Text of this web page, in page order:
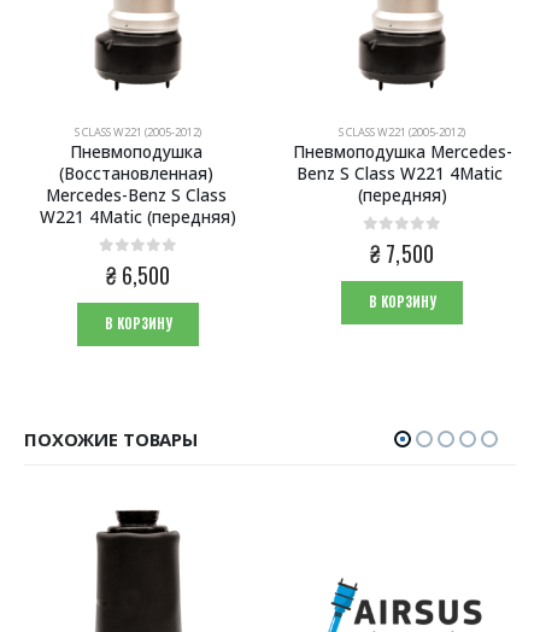
S CLASS W221 (2005-2012)
Пневмоподушка
(Восстановленная)
Mercedes-Benz S Class
W221 4Matic (передняя)
0из 5
₴6,500
В КОРЗИНУ
S CLASS W221 (2005-2012)
Пневмоподушка Mercedes-
Benz S Class W221 4Matic
(передняя)
0из 5
₴7,500
В КОРЗИНУ
ПОХОЖИЕ ТОВАРЫ